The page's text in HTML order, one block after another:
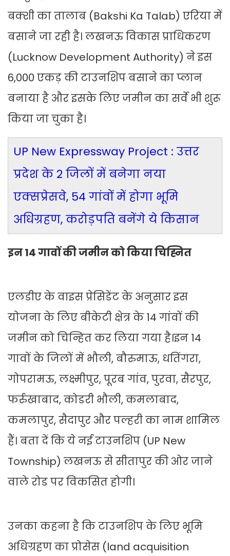
बक्शी का तालाब (Bakshi Ka Talab) एरिया में
बसाने जा रही है। लखनऊ विकास प्राधिकरण
(Lucknow Development Authority) ने इस
6,000 एकड़ की टाउनशिप बसाने का प्लान
बनाया है और इसके लिए जमीन का सर्वे भी शुरू
किया जा चुका है।
UP New Expressway Project : उत्तर
प्रदेश के 2 जिलों में बनेगा नया
एक्सप्रेसवे, 54 गांवों में होगा भूमि
अधिग्रहण, करोड़पति बनेंगे ये किसान
इन 14 गावों की जमीन को किया चिह्नित
एलडीए के वाइस प्रेसिडेंट के अनुसार इस
योजना के लिए बीकेटी क्षेत्र के 14 गांवों की
जमीन को चिन्हित कर लिया गया है।इन 14
गावों के जिलों में भौली, बौरुमाऊ, धतिंगरा,
गोपरामऊ, लक्ष्मीपुर, पूरब गांव, पुरवा, सैरपुर,
फर्रुखाबाद, कोडरी भौली, कमलाबाद,
कमलापुर, सैदापुर और पल्हरी का नाम शामिल
हैं। बता दें कि ये नई टाउनशिप (UP New
Township) लखनऊ से सीतापुर की ओर जाने
वाले रोड पर विकसित होगी।
उनका कहना है कि टाउनशिप के लिए भूमि
अधिग्रहण का प्रोसेस (land acquisition